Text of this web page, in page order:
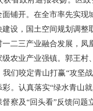
面铺开。在全市率先实
建设，国土空间规划调
一二三产业融合发展，
级农业产业强镇。郭王村
我们咬定青山打赢“攻坚
彩。认真落实“绿水青山
督察及“回头看”反馈问